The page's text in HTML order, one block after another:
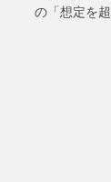
の「想定を